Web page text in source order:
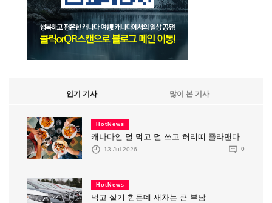
인기 기사 많이 본 기사
HotNews
캐나다인 덜 먹고 덜 쓰고 허리띠 졸라맨다
13 Jul 2026 0
HotNews
먹고 살기 힘든데 새차는 큰 부담